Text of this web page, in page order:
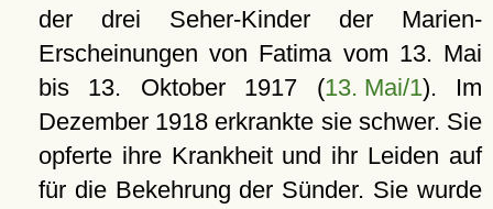
der drei Seher-Kinder der Marien-
Erscheinungen von Fatima vom 13. Mai
bis 13. Oktober 1917 (13. Mai/1). Im
Dezember 1918 erkrankte sie schwer. Sie
opferte ihre Krankheit und ihr Leiden auf
für die Bekehrung der Sünder. Sie wurde